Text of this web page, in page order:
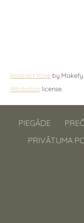
Abstract Vase by Makefy
Attribution license.
PIEGĀDE
PRIVĀTUMA